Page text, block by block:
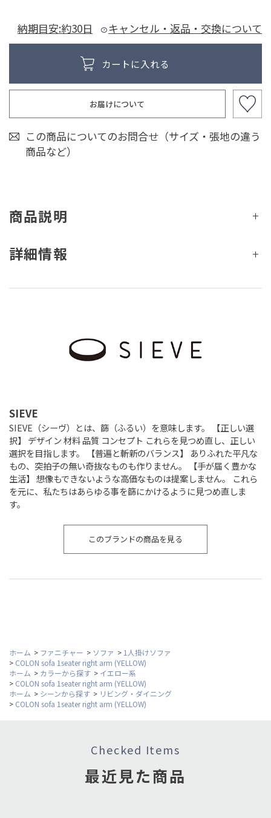
納期目安:約30日 キャンセル・返品・交換について
お届けについて
この商品についてのお問合せ（サイズ・張地の違う
商品など）
商品説明
詳細情報
SIEVE
SIEVE（シーヴ）とは、篩（ふるい）を意味します。 【正しい選
択】 デザイン 材料 品質 コンセプト これらを見つめ直し、正しい
選択を目指します。 【普遍と斬新のバランス】 ありふれた平凡な
もの、突拍子の無い奇抜なものも作りません。 【手が届く豊かな
生活】 想像もできないような高価なものは提案しません。 これら
を元に、私たちはあらゆる事を篩にかけるように見つめ直しま
す。
このブランドの商品を見る
ホーム > ファニチャー > ソファ > 1人掛けソファ
> COLON sofa 1seater right arm (YELLOW)
ホーム > カラーから探す > イエロー系
> COLON sofa 1seater right arm (YELLOW)
ホーム > シーンから探す > リビング・ダイニング
> COLON sofa 1seater right arm (YELLOW)
Checked Items
最近見た商品